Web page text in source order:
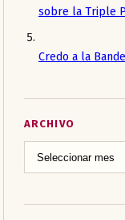
sobre la Triple
Credo a la
ARCHIVO